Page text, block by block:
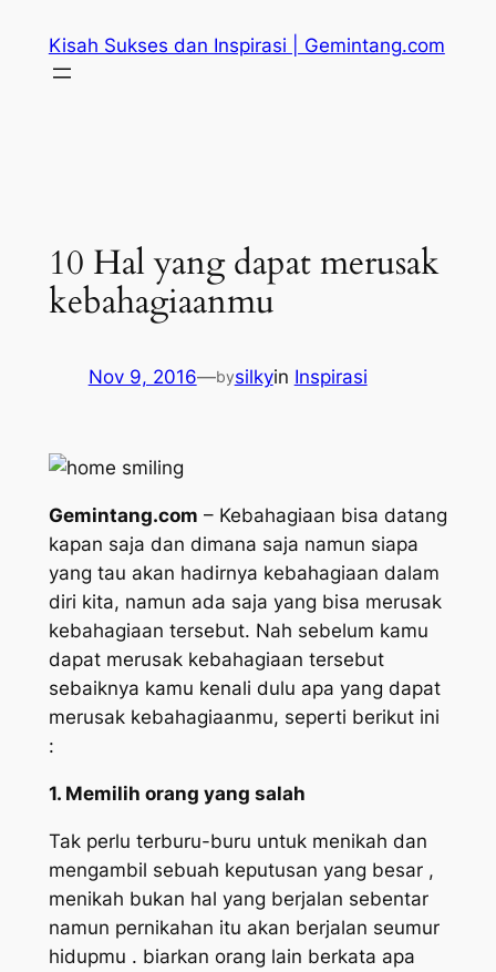
content
Kisah Sukses dan Inspirasi | Gemintang.com
10 Hal yang dapat merusak
kebahagiaanmu
Nov 9, 2016—bysilkyin Inspirasi
Gemintang.com – Kebahagiaan bisa datang
kapan saja dan dimana saja namun siapa
yang tau akan hadirnya kebahagiaan dalam
diri kita, namun ada saja yang bisa merusak
kebahagiaan tersebut. Nah sebelum kamu
dapat merusak kebahagiaan tersebut
sebaiknya kamu kenali dulu apa yang dapat
merusak kebahagiaanmu, seperti berikut ini
:
1. Memilih orang yang salah
Tak perlu terburu-buru untuk menikah dan
mengambil sebuah keputusan yang besar ,
menikah bukan hal yang berjalan sebentar
namun pernikahan itu akan berjalan seumur
hidupmu . biarkan orang lain berkata apa